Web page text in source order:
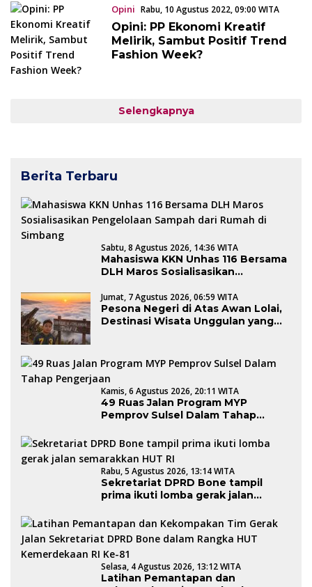
Opini Rabu, 10 Agustus 2022, 09:00 WITA
Opini: PP Ekonomi Kreatif
Melirik, Sambut Positif Trend
Fashion Week?
Selengkapnya
Berita Terbaru
Sabtu, 8 Agustus 2026, 14:36 WITA
Mahasiswa KKN Unhas 116 Bersama
DLH Maros Sosialisasikan
Simbang
Jumat, 7 Agustus 2026, 06:59 WITA
Pesona Negeri di Atas Awan Lolai,
Destinasi Wisata Unggulan yang
Kamis, 6 Agustus 2026, 20:11 WITA
49 Ruas Jalan Program MYP
Pemprov Sulsel Dalam Tahap
Rabu, 5 Agustus 2026, 13:14 WITA
Sekretariat DPRD Bone tampil
prima ikuti lomba gerak jalan
Selasa, 4 Agustus 2026, 13:12 WITA
Latihan Pemantapan dan